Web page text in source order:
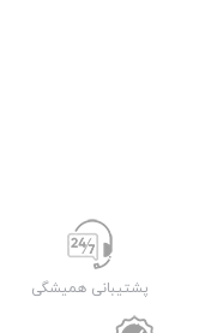
پشتیبانی همیشگی